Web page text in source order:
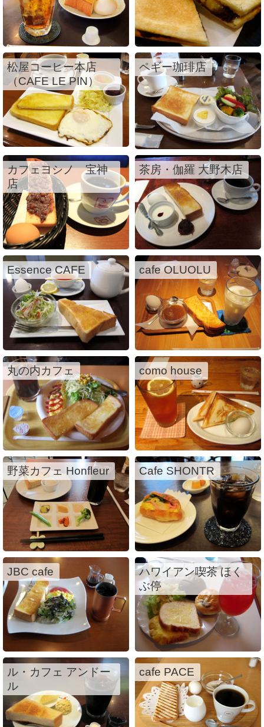
松屋コーヒー本店
（CAFE LE PIN）
ペギー珈琲店
カフェヨシノ 宝神
店
茶房・伽羅 大野木店
Essence CAFE cafe OLUOLU
丸の内カフェ como house
野菜カフェ Honfleur Cafe SHONTR
JBC cafe
ハワイアン喫茶 ほく
ぶ停
ル・カフェ アンドー
ル
cafe PACE